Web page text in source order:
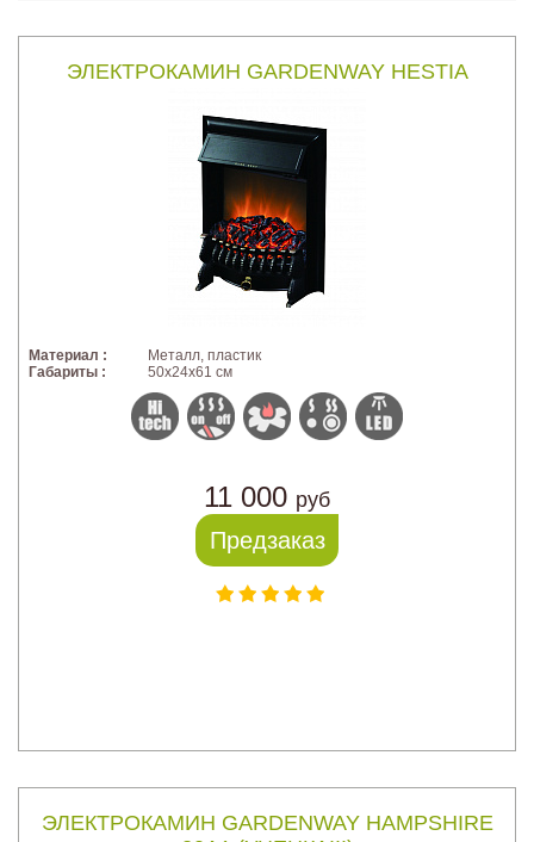
ЭЛЕКТРОКАМИН GARDENWAY HESTIA
Материал :
Металл, пластик
Габариты :
50x24x61 см
11 000 руб
Предзаказ
ЭЛЕКТРОКАМИН GARDENWAY HAMPSHIRE